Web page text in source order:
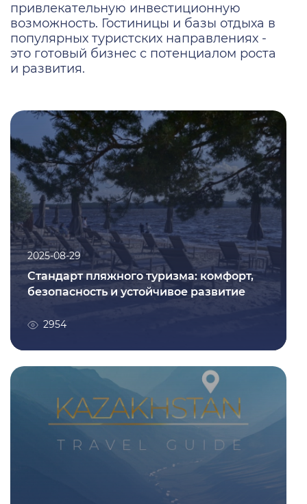
привлекательную инвестиционную
возможность. Гостиницы и базы отдыха в
популярных туристских направлениях -
это готовый бизнес с потенциалом роста
и развития.
2025-08-29
Стандарт пляжного туризма: комфорт,
безопасность и устойчивое развитие
2954
2025-08-29
Стандарт пляжного туризма: комфорт,
безопасность и устойчивое развитие
2954
Новый путеводитель по Казахстану:
дестинации, объекты и полезная
информация для туристов